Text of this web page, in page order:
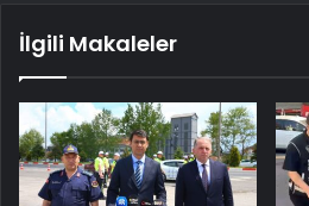
İlgili Makaleler